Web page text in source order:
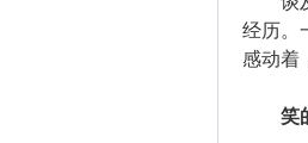
经历。
感动着
笑